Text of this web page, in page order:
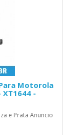
Motorola
XT1644 -
e Prata Anuncio